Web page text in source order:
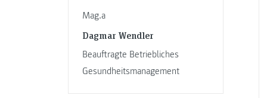
Mag.a
Dagmar Wendler
Beauftragte Betriebliches
Gesundheitsmanagement